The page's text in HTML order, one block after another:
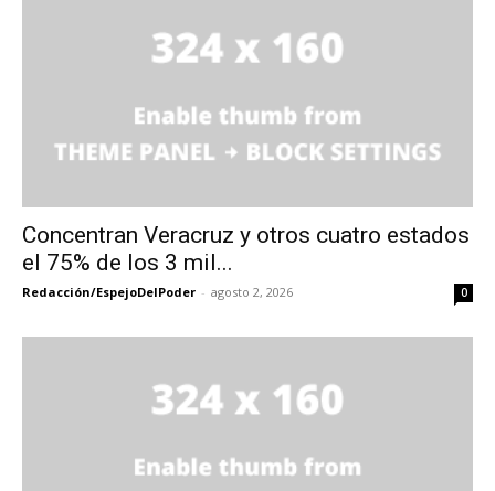
Concentran Veracruz y otros cuatro estados
el 75% de los 3 mil...
Redacción/EspejoDelPoder - agosto 2, 2026 0